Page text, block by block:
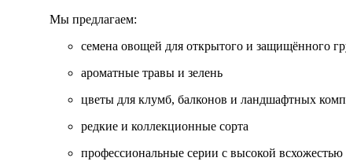
Мы предлагаем:
семена овощей для открытого и защищённого
ароматные травы и зелень
цветы для клумб, балконов и ландшафтных
редкие и коллекционные сорта
профессиональные серии с высокой всхожестью